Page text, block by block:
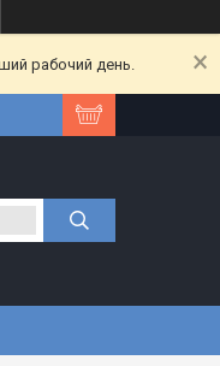
рабочий день.